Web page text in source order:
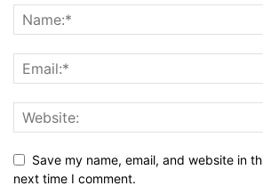
Save my name, email, and website in
next time I comment.